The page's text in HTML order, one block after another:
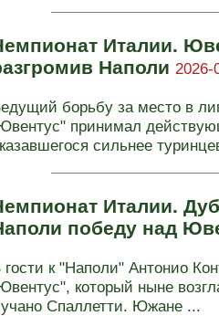
Италии.
Наполи 2026-
борьбу за место в
принимал
сильнее
Италии.
победу над
гости к "Наполи" Антонио
который ныне
Спаллетти. Южане ...